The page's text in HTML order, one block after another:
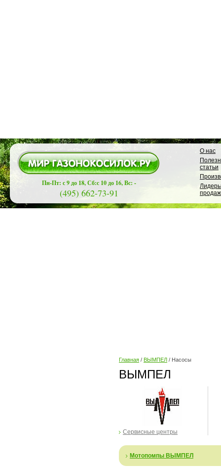
Пн-Пт: с 9 до 18, Сб:с 10 до 16, Вс: -
(495) 662-73-91
О нас
статьи
продаж
Главная / ВЫМПЕЛ / Насосы
ВЫМПЕЛ
Сервисные центры
Мотопомпы ВЫМПЕЛ